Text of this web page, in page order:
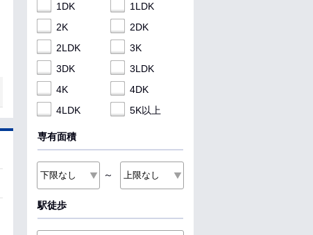
1DK
1LDK
2K
2DK
2LDK
3K
3DK
3LDK
4K
4DK
4LDK
5K以上
専有面積
～
駅徒歩